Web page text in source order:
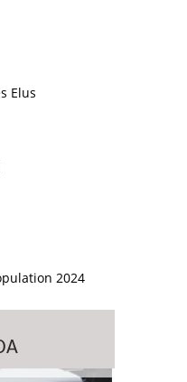
Elus
2024